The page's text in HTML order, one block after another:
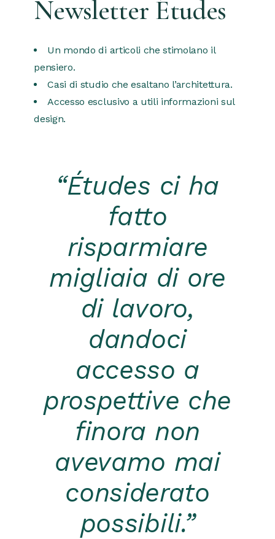
Newsletter Études
Un mondo di articoli che stimolano il
pensiero.
Casi di studio che esaltano l’architettura.
Accesso esclusivo a utili informazioni sul
design.
“Études ci ha
fatto
risparmiare
migliaia di ore
di lavoro,
dandoci
accesso a
prospettive che
finora non
avevamo mai
considerato
possibili.”